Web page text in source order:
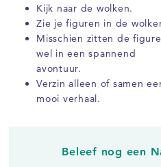
Kijk naar de wolken.
Zie je figuren in de
Misschien zitten de
wel in een spannend
avontuur.
Verzin alleen of samen
mooi verhaal.
Beleef nog een